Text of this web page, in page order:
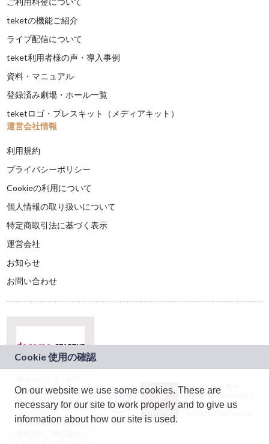
teketの機能ご紹介
ライブ配信について
teket利用者様の声・導入事例
資料・マニュアル
登録済み劇場・ホール一覧
teketロゴ・プレスキット（メディアキット）
運営会社情報
利用規約
プライバシーポリシー
Cookieの利用について
個人情報の取り扱いについて
特定商取引法に基づく表示
運営会社
お知らせ
お問い合わせ
ドコモグループの新
規事業創出プログラ
ム「docomo
STARTUP」を通じて
JASRAC許諾番号：
9024936001Y45037
JASRAC許諾番号：
On our website we use some cookies. These are
necessary for our site to work properly and to give us
information about how our site is used.